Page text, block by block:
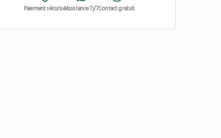
Paiement sécuriséAssistance 7j/7Contact gratuit